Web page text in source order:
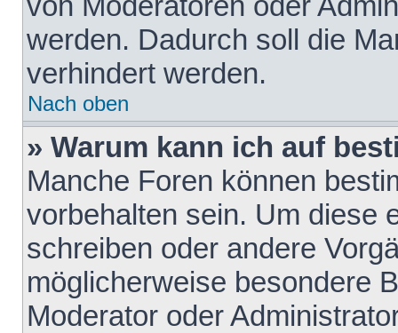
werden. Dadurch soll die
verhindert werden.
Nach oben
» Warum kann ich auf
Manche Foren können
vorbehalten sein. Um diese
schreiben oder andere
möglicherweise besondere
Moderator oder